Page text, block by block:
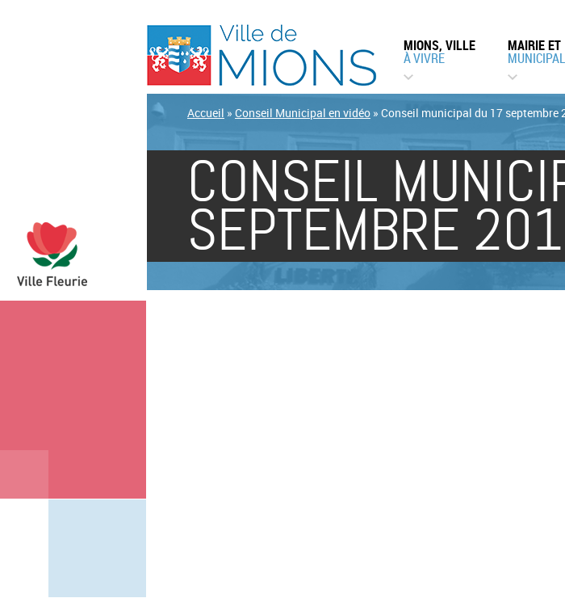
MIONS, VILLE
À VIVRE
MAIRIE ET
Accueil » Conseil Municipal en vidéo » Conseil municipal du 17 septembre
CONSEIL
SEPTEMBRE